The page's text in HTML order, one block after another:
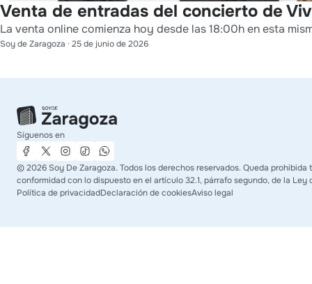
Venta de entradas del concierto de
La venta online comienza hoy desde las 18:00h en esta
Soy de Zaragoza · 25 de junio de 2026
Síguenos en
©2026 Soy De Zaragoza. Todos los derechos reservados. Queda
conformidad con lo dispuesto en el artículo 32.1, párrafo segundo, de la Ley
Política de privacidadDeclaración de cookiesAviso legal